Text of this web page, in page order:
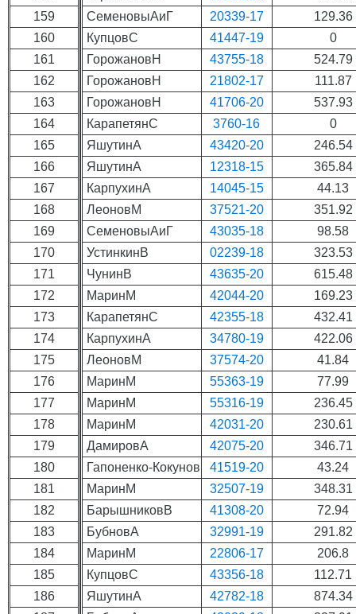
159
160
161
162
163
164
165
166
167
168
169
170
171
172
173
174
175
176
177
178
179
180
181
182
183
184
185
186
СеменовыАиГ
20339-17
129.36
КупцовС
41447-19
0
ГорожановН
43755-18
524.79
ГорожановН
21802-17
111.87
ГорожановН
41706-20
537.93
КарапетянС
3760-16
0
ЯшутинА
43420-20
246.54
ЯшутинА
12318-15
365.84
КарпухинА
14045-15
44.13
ЛеоновМ
37521-20
351.92
СеменовыАиГ
43035-18
98.58
УстинкинВ
02239-18
323.53
ЧунинВ
43635-20
615.48
МаринМ
42044-20
169.23
КарапетянС
42355-18
432.41
КарпухинА
34780-19
422.06
ЛеоновМ
37574-20
41.84
МаринМ
55363-19
77.99
МаринМ
55316-19
236.45
МаринМ
42031-20
230.61
ДамировА
42075-20
346.71
Гапоненко-Кокунов
41519-20
43.24
МаринМ
32507-19
348.31
БарышниковВ
41308-20
72.94
БубновА
32991-19
291.82
МаринМ
22806-17
206.8
КупцовС
43356-18
112.71
ЯшутинА
42782-18
874.34